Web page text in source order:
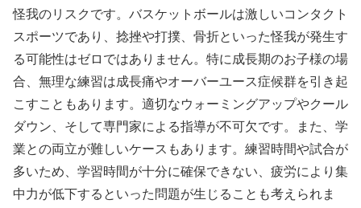
怪我のリスクです。バスケットボールは激しいコンタクト
スポーツであり、捻挫や打撲、骨折といった怪我が発生す
る可能性はゼロではありません。特に成長期のお子様の場
合、無理な練習は成長痛やオーバーユース症候群を引き起
こすこともあります。適切なウォーミングアップやクール
ダウン、そして専門家による指導が不可欠です。また、学
業との両立が難しいケースもあります。練習時間や試合が
多いため、学習時間が十分に確保できない、疲労により集
中力が低下するといった問題が生じることも考えられま